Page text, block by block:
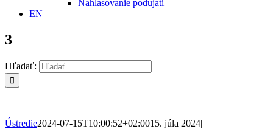
Nahlasovanie podujatí
EN
3
Hľadať:
Ústredie2024-07-15T10:00:52+02:0015. júla 2024|